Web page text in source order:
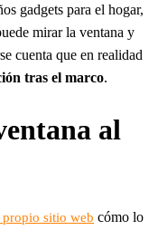
gadgets para el hogar,
mirar la ventana y
cuenta que en realidad
tras el marco.
al
propio sitio web cómo lo